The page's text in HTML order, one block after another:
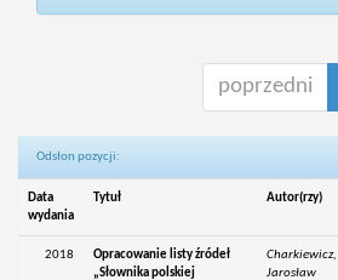
poprzedni
Odsłon pozycji:
Data
wydania
Tytuł Autor(rzy)
2018
Opracowanie listy źródeł
„Słownika polskiej
Charkiewicz,
Jarosław